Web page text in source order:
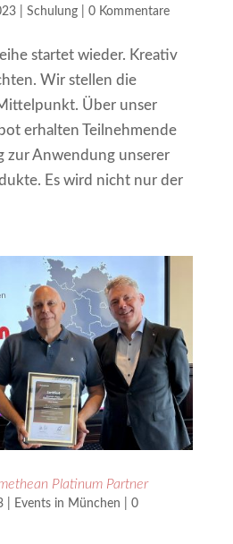
| Schulung| 0 Kommentare
startet wieder. Kreativ
Wir stellen die
Über unser
erhalten Teilnehmende
zur Anwendung unserer
Es wird nicht nur der
Platinum Partner
| Events in München
0